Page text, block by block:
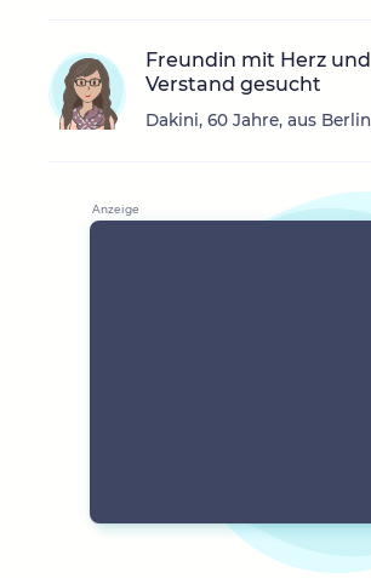
Freundin mit Herz und
Verstand gesucht
Dakini, 60 Jahre, aus Berlin